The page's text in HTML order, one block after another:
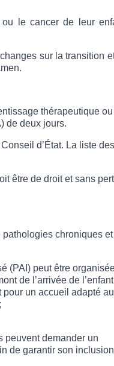
le cancer de leur
sur la transition
thérapeutique
de deux jours.
d’État. La liste des
être de droit et sans
chroniques et
(PAI) peut être
de l’arrivée de l’enfant
pour un accueil adapté
peuvent demander un
de garantir son